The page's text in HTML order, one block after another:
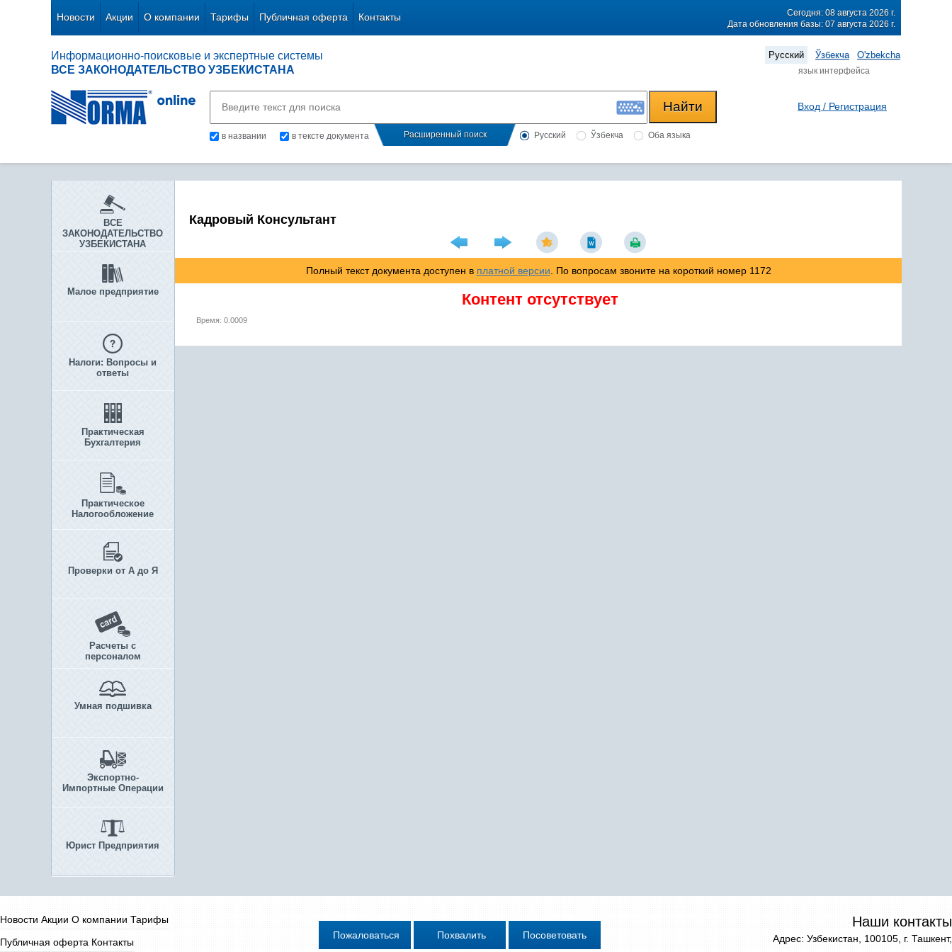
Новости Акции О компании Тарифы Публичная оферта Контакты
Сегодня: 08 августа 2026 г.
Дата обновления базы: 07 августа 2026 г.
Информационно-поисковые и экспертные системы
ВСЕ ЗАКОНОДАТЕЛЬСТВО УЗБЕКИСТАНА
Русский Ўзбекча O'zbekcha
язык интерфейса
в названии в тексте документа Расширенный поиск Русский Ўзбекча Оба языка
Вход / Регистрация
ВСЕ
ЗАКОНОДАТЕЛЬСТВО
УЗБЕКИСТАНА
Малое предприятие
Налоги: Вопросы и
ответы
Практическая
Бухгалтерия
Практическое
Налогообложение
Проверки от А до Я
Расчеты с
персоналом
Умная подшивка
Экспортно-
Импортные Операции
Юрист Предприятия
Кадровый Консультант
Полный текст документа доступен в платной версии . По вопросам звоните на короткий номер 1172
Контент отсутствует
Время: 0.0009
Новости Акции О компании Тарифы
Публичная оферта Контакты
Наши контакты
Адрес: Узбекистан, 100105, г. Ташкент,